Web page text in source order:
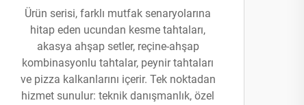
Ürün serisi, farklı mutfak senaryolarına
hitap eden ucundan kesme tahtaları,
akasya ahşap setler, reçine-ahşap
kombinasyonlu tahtalar, peynir tahtaları
ve pizza kalkanlarını içerir. Tek noktadan
hizmet sunulur: teknik danışmanlık, özel